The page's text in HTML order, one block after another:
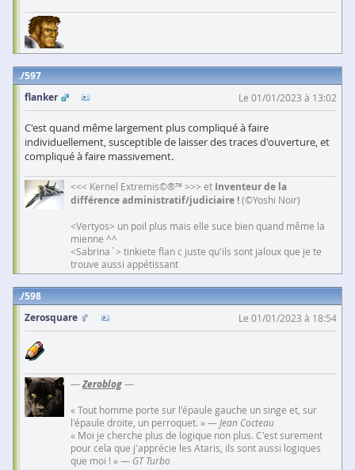
597
flanker
Le 01/01/2023 à 13:02
C'est quand même largement plus compliqué à faire
individuellement, susceptible de laisser des traces d'ouverture, et
compliqué à faire massivement.
<<< Kernel Extremis©®™ >>> et Inventeur de la
différence administratif/judiciaire !(©Yoshi Noir)
<Vertyos> un poil plus mais elle suce bien quand même la
mienne ^^
<Sabrina`> tinkiete flan c juste qu'ils sont jaloux que je te
trouve aussi appétissant
598
Zerosquare
Le 01/01/2023 à 18:54
—Zeroblog—
« Tout homme porte sur l'épaule gauche un singe et, sur
l'épaule droite, un perroquet. » —Jean Cocteau
« Moi je cherche plus de logique non plus. C'est surement
pour cela que j'apprécie les Ataris, ils sont aussi logiques
que moi ! » — GT Turbo